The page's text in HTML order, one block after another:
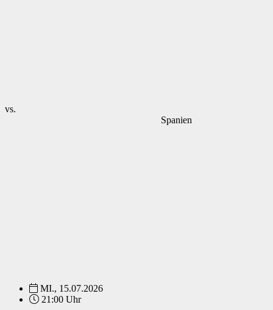
vs.
Spanien
MI., 15.07.2026
21:00 Uhr